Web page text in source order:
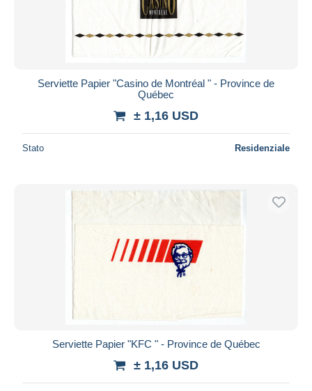
Serviette Papier "Casino de Montréal " - Province de
Québec
± 1,16 USD
Stato Residenziale
Serviette Papier "KFC " - Province de Québec
± 1,16 USD